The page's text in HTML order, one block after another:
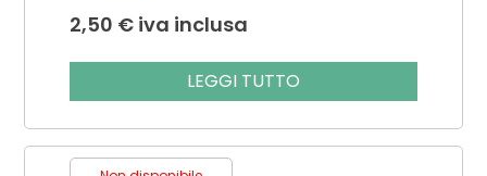
2,50 € iva inclusa
LEGGI TUTTO